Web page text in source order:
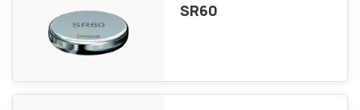
SR60